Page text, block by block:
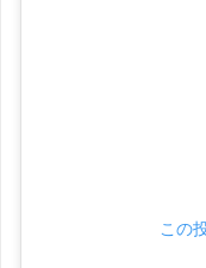
この